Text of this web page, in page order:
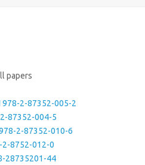
papers
978-2-87352-005-2
87352-004-5
2-87352-010-6
2-8752-012-0
28735201-44